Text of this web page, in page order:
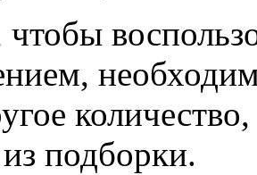
чтобы
подборки.